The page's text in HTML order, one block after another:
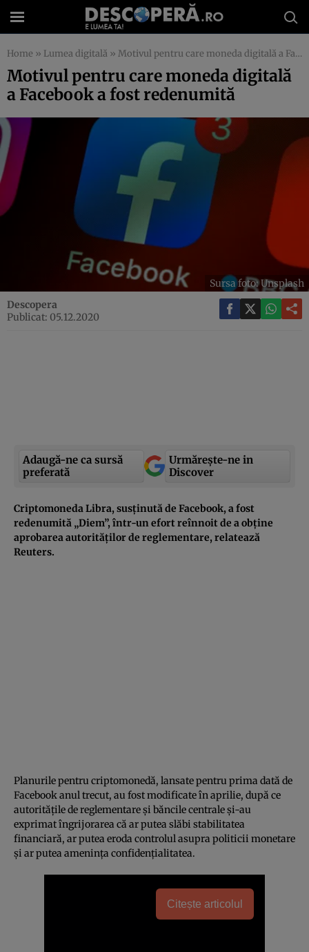
Home » Lumea digitală » Motivul pentru care moneda digitală a Facebook a fost redenumită
Motivul pentru care moneda digitală
a Facebook a fost redenumită
Sursa foto: Unsplash
Descopera
Publicat: 05.12.2020
Adaugă-ne ca sursă
preferată
Urmărește-ne in
Discover
Criptomoneda Libra, susținută de Facebook, a fost
redenumită „Diem”, într-un efort reînnoit de a obține
aprobarea autorităților de reglementare, relatează
Reuters.
Planurile pentru criptomonedă, lansate pentru prima dată de
Facebook anul trecut, au fost modificate în aprilie, după ce
autoritățile de reglementare și băncile centrale și-au
exprimat îngrijorarea că ar putea slăbi stabilitatea
financiară, ar putea eroda controlul asupra politicii monetare
și ar putea amenința confidențialitatea.
Citește articolul